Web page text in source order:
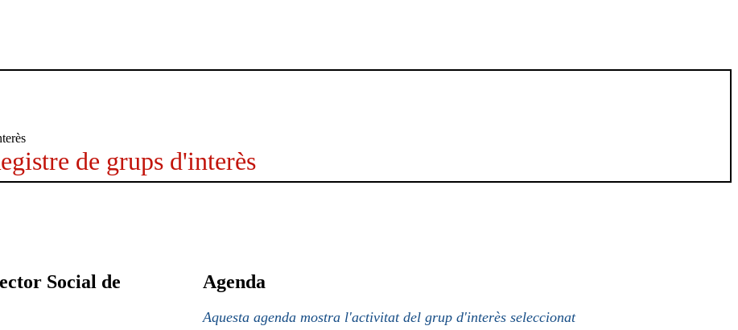
de grups d'interès
Social de
Agenda
Aquesta agenda mostra l'activitat del grup d'interès seleccionat